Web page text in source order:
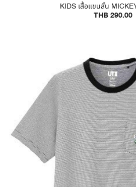
KIDS เสื้อแขนสั้น
THB 290.00